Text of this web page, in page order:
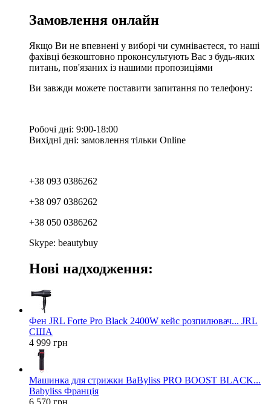
Замовлення онлайн
Якщо Ви не впевнені у виборі чи сумніваєтеся, то наші
фахівці безкоштовно проконсультують Вас з будь-яких
питань, пов'язаних із нашими пропозиціями
Ви завжди можете поставити запитання по телефону:
Робочі дні: 9:00-18:00
Вихідні дні: замовлення тільки Online
+38 093 0386262
+38 097 0386262
+38 050 0386262
Skype: beautybuy
Нові надходження:
Фен JRL Forte Pro Black 2400W кейс розпилювач... JRL
США
4 999 грн
Машинка для стрижки BaByliss PRO BOOST BLACK...
Babyliss Франція
6 570 грн